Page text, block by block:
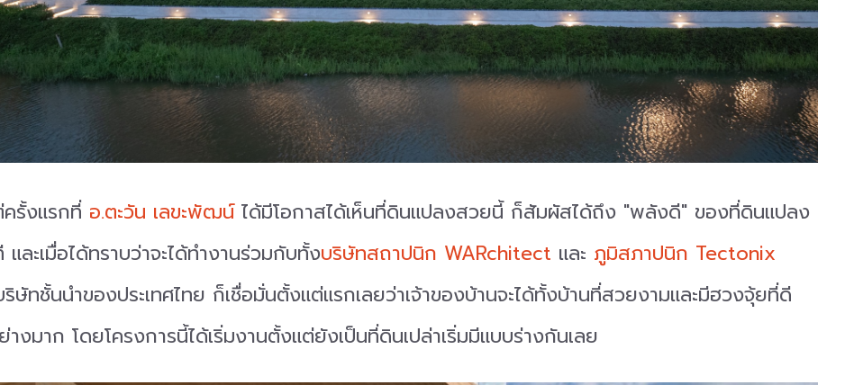
รั้งแรกที่ อ.ตะวัน เลขะพัฒน์ได้มีโอกาสได้เห็นที่ดินแปลงสวยนี้ ก็สัมผัสได้ถึง "พลังดี" ของที่ดินแปลง
ละเมื่อได้ทราบว่าจะได้ทำงานร่วมกับทั้งบริษัทสถาปนิก WARchitect และ ภูมิสภาปนิก Tectonix
ษัทชั้นนำของประเทศไทย ก็เชื่อมั่นตั้งแต่แรกเลยว่าเจ้าของบ้านจะได้ทั้งบ้านที่สวยงามและมีฮวงจุ้ยที่ดี
างมาก โดยโครงการนี้ได้เริ่มงานตั้งแต่ยังเป็นที่ดินเปล่าเริ่มมีแบบร่างกันเลย